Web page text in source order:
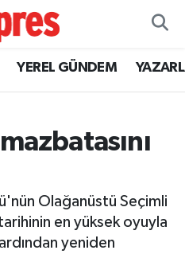
YEREL GÜNDEM
Olağanüstü Seçimli
en yüksek oyuyla
yeniden
ve Fikstür